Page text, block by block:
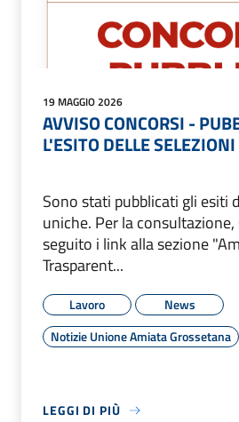
19 MAGGIO 2026
AVVISO CONCORSI -
L'ESITO DELLE
Sono stati pubblicati gli esiti
uniche. Per la
seguito i link alla sezione
Trasparent...
Lavoro
News
Notizie Unione Amiata Grossetana
LEGGI DI PIÙ